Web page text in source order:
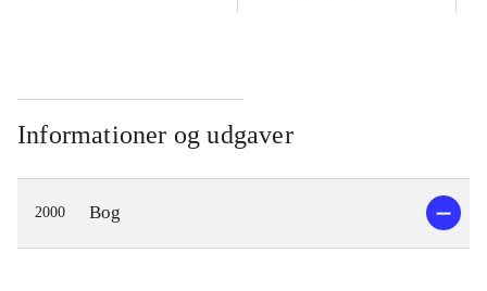
Informationer og udgaver
2000 Bog